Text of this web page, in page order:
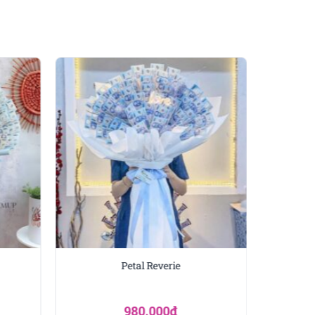
có mặt để “làm mềm”
nhìn trực diện rất đầy
trắng làm nền, thêm
có gu , không bị rối,
chọn phong cách “đều
tiền tiêu chuẩn thường
Petal Reverie
980.000₫